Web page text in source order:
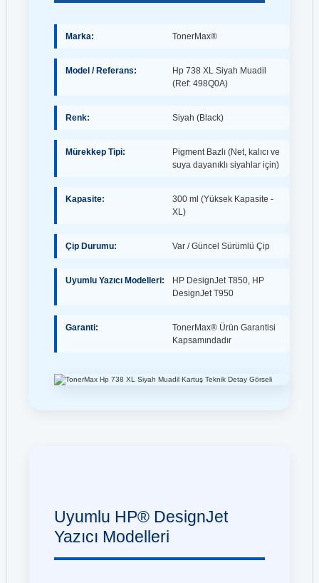
Marka: TonerMax®
Model / Referans:
Hp 738 XL Siyah Muadil
(Ref: 498Q0A)
Renk: Siyah (Black)
Mürekkep Tipi:
Pigment Bazlı (Net, kalıcı ve
suya dayanıklı siyahlar için)
Kapasite:
300 ml (Yüksek Kapasite -
XL)
Çip Durumu: Var / Güncel Sürümlü Çip
Uyumlu Yazıcı Modelleri:
HP DesignJet T850, HP
DesignJet T950
Garanti:
TonerMax® Ürün Garantisi
Kapsamındadır
Uyumlu HP® DesignJet
Yazıcı Modelleri